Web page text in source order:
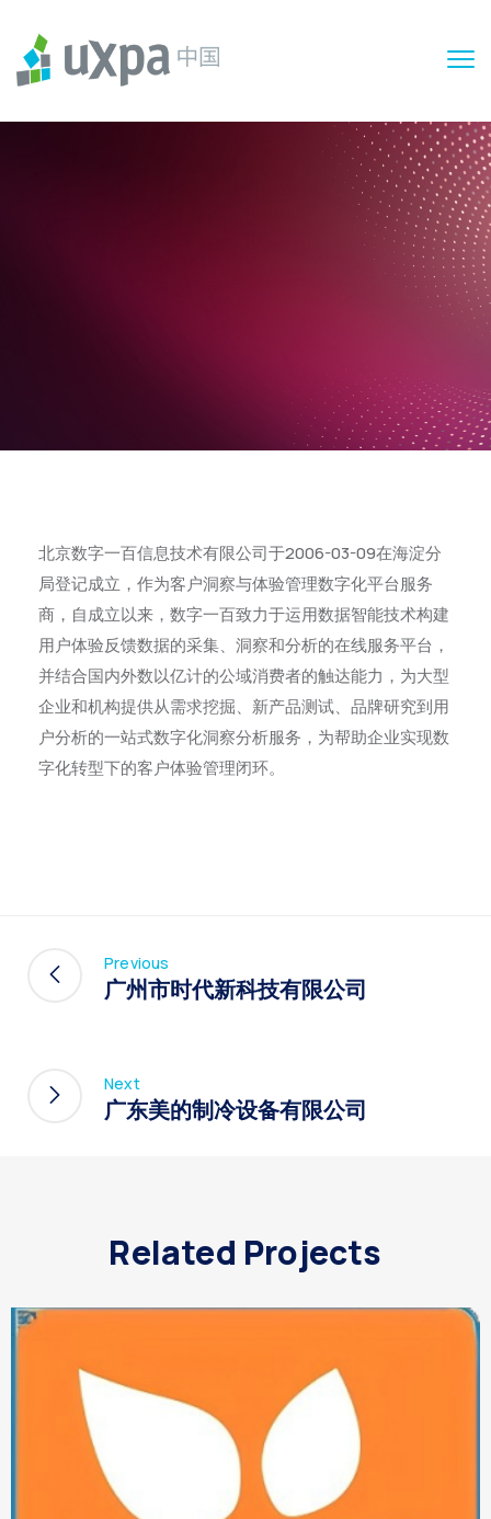
北京数字一百信息技术有限公司于2006-03-09在海淀分
局登记成立，作为客户洞察与体验管理数字化平台服务
商，自成立以来，数字一百致力于运用数据智能技术构建
用户体验反馈数据的采集、洞察和分析的在线服务平台，
并结合国内外数以亿计的公域消费者的触达能力，为大型
企业和机构提供从需求挖掘、新产品测试、品牌研究到用
户分析的一站式数字化洞察分析服务，为帮助企业实现数
字化转型下的客户体验管理闭环。
Previous
广州市时代新科技有限公司
Next
广东美的制冷设备有限公司
Related Projects